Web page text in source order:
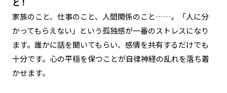
と！
家族のこと、仕事のこと、人間関係のこと……。「人に分
かってもらえない」という孤独感が一番のストレスになり
ます。誰かに話を聞いてもらい、感情を共有するだけでも
十分です。心の平穏を保つことが自律神経の乱れを落ち着
かせます。